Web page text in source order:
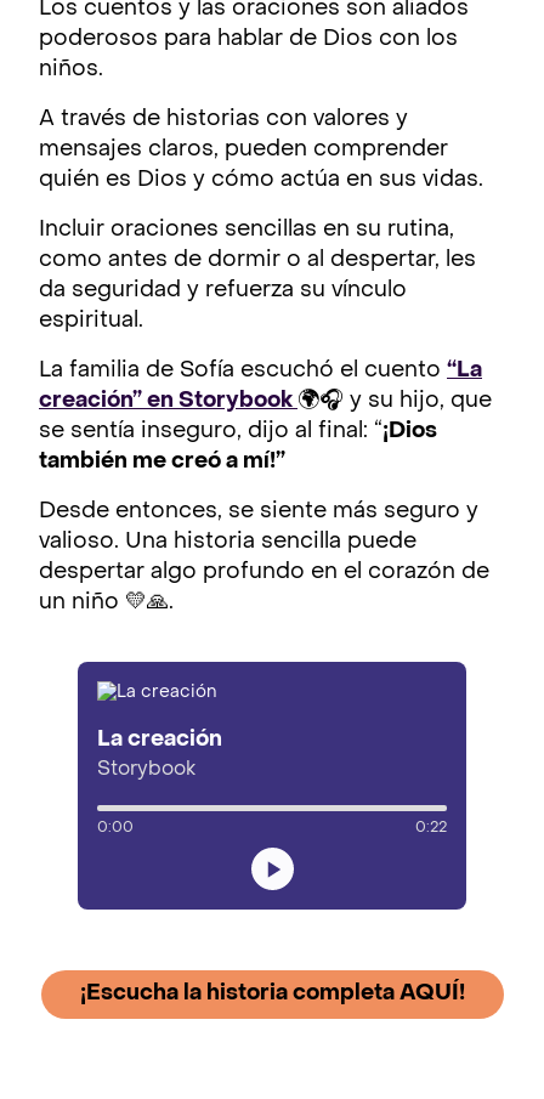
Los cuentos y las oraciones son aliados
poderosos para hablar de Dios con los
niños.
A través de historias con valores y
mensajes claros, pueden comprender
quién es Dios y cómo actúa en sus vidas.
Incluir oraciones sencillas en su rutina,
como antes de dormir o al despertar, les
da seguridad y refuerza su vínculo
espiritual.
La familia de Sofía escuchó el cuento “La
creación” en Storybook 🌍🎧 y su hijo, que
se sentía inseguro, dijo al final: “¡Dios
también me creó a mí!”
Desde entonces, se siente más seguro y
valioso. Una historia sencilla puede
despertar algo profundo en el corazón de
un niño 💛🙏.
La creación
Storybook
0:00 0:22
¡Escucha la historia completa AQUÍ!